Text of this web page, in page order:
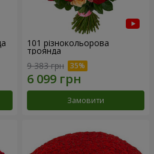
101 різнокольорова
троянда
9 383 грн
Замовити